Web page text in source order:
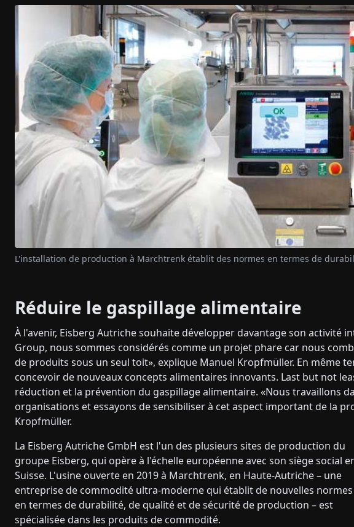
L'installation de production à Marchtrenk établit des normes en termes de
Réduire le gaspillage alimentaire
À l'avenir, Eisberg Autriche souhaite développer davantage son activité
Group, nous sommes considérés comme un projet phare car nous
de produits sous un seul toit», explique Manuel Kropfmüller. En même
concevoir de nouveaux concepts alimentaires innovants. Last but not
réduction et la prévention du gaspillage alimentaire. «Nous travaillons
organisations et essayons de sensibiliser à cet aspect important de la
Kropfmüller.
La Eisberg Autriche GmbH est l'un des plusieurs sites de production du
groupe Eisberg, qui opère à l'échelle européenne avec son siège social
Suisse. L'usine ouverte en 2019 à Marchtrenk, en Haute-Autriche – une
entreprise de commodité ultra-moderne qui établit de nouvelles normes
en termes de durabilité, de qualité et de sécurité de production – est
spécialisée dans les produits de commodité.